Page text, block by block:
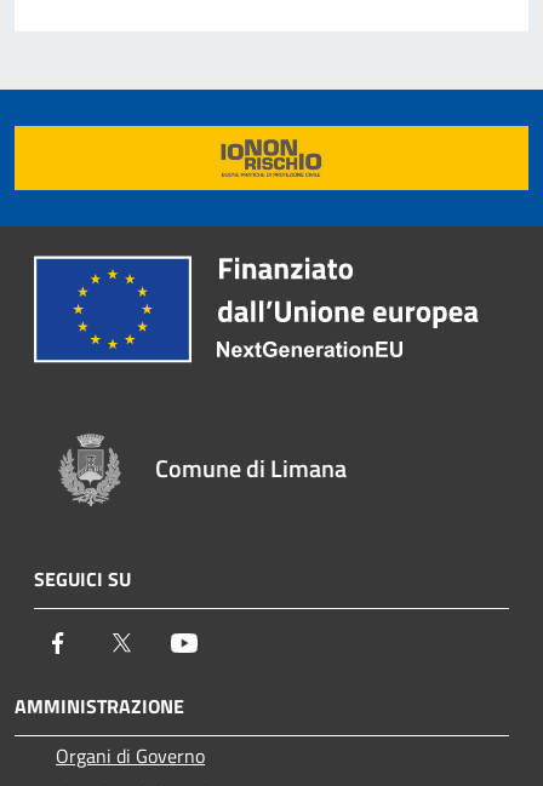
Comune di Limana
SEGUICI SU
Facebook Twitter
AMMINISTRAZIONE
Organi di Governo